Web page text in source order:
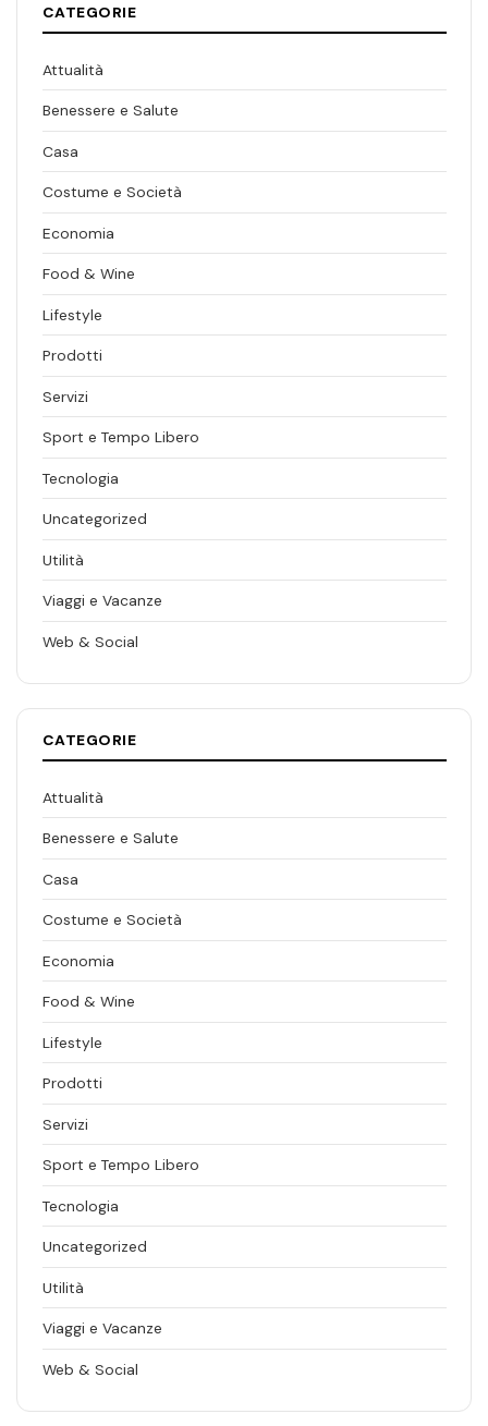
CATEGORIE
Attualità
Benessere e Salute
Casa
Costume e Società
Economia
Food & Wine
Lifestyle
Prodotti
Servizi
Sport e Tempo Libero
Tecnologia
Uncategorized
Utilità
Viaggi e Vacanze
Web & Social
CATEGORIE
Attualità
Benessere e Salute
Casa
Costume e Società
Economia
Food & Wine
Lifestyle
Prodotti
Servizi
Sport e Tempo Libero
Tecnologia
Uncategorized
Utilità
Viaggi e Vacanze
Web & Social